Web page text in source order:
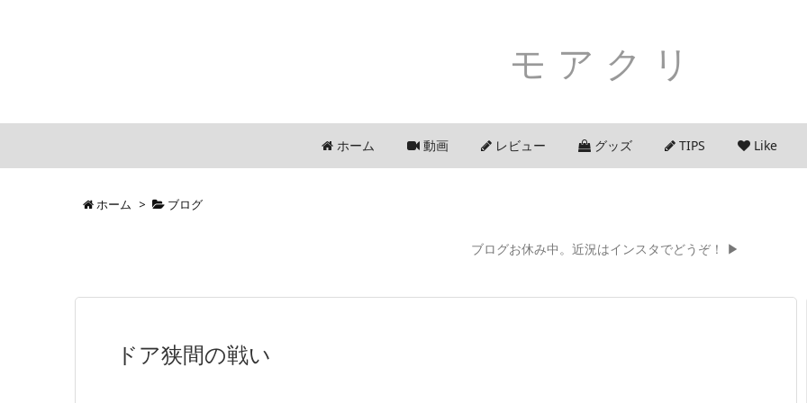
モアクリ
ホーム 動画 レビュー グッズ TIPS Like
ホーム > ブログ
ブログお休み中。近況はインスタでどうぞ！ ▶
ドア狭間の戦い